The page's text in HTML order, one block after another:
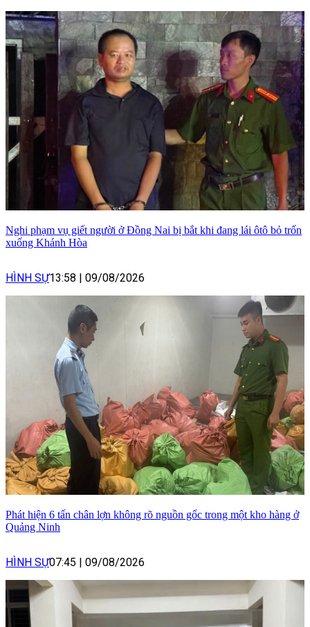
Nghi phạm vụ giết người ở Đồng Nai bị bắt khi đang lái ôtô bỏ trốn
xuống Khánh Hòa
HÌNH SỰ13:58 | 09/08/2026
Phát hiện 6 tấn chân lợn không rõ nguồn gốc trong một kho hàng ở
Quảng Ninh
HÌNH SỰ07:45 | 09/08/2026